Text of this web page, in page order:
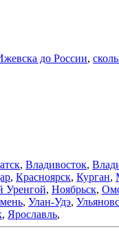
до России,
, Владивосток,
, Красноярск, Курган,
Уренгой, Ноябрьск,
, Улан-Удэ,
, Ярославль,